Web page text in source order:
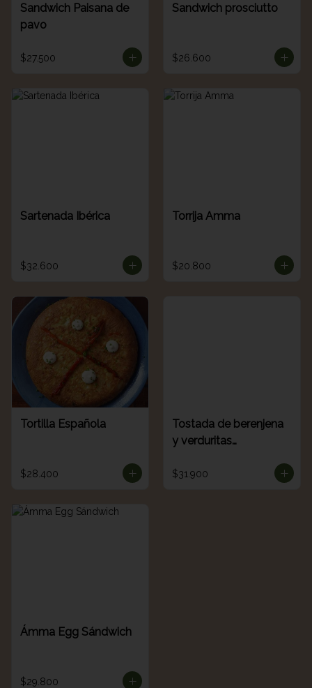
Sandwich Paisana de
pavo
$27.500
Sandwich prosciutto
$26.600
Sartenada Ibérica
$32.600
Torrija Amma
$20.800
Tortilla Española
$28.400
Tostada de berenjena
y verduritas
$31.900
Ámma Egg Sándwich
$29.800